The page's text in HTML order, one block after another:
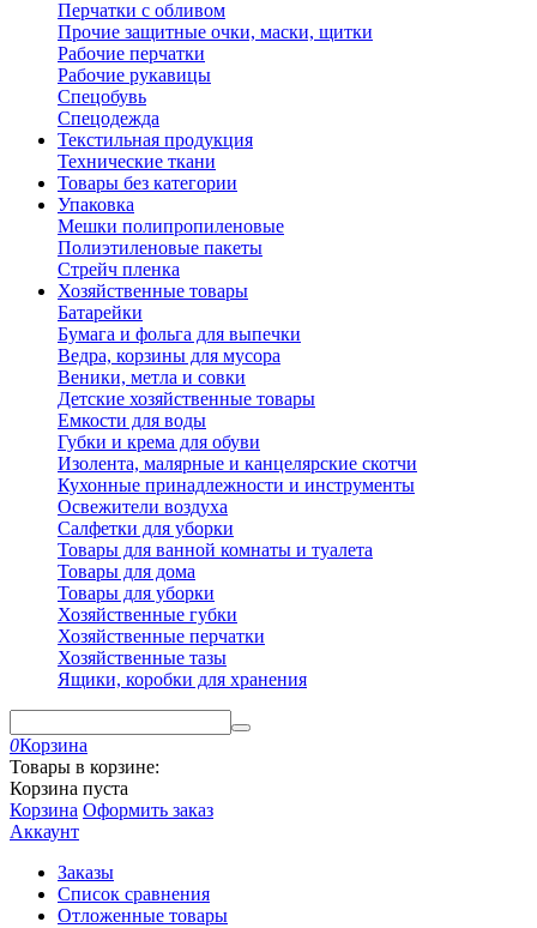
Перчатки с обливом
Прочие защитные очки, маски, щитки
Рабочие перчатки
Рабочие рукавицы
Спецобувь
Спецодежда
Текстильная продукция
Технические ткани
Товары без категории
Упаковка
Мешки полипропиленовые
Полиэтиленовые пакеты
Стрейч пленка
Хозяйственные товары
Батарейки
Бумага и фольга для выпечки
Ведра, корзины для мусора
Веники, метла и совки
Детские хозяйственные товары
Емкости для воды
Губки и крема для обуви
Изолента, малярные и канцелярские скотчи
Кухонные принадлежности и инструменты
Освежители воздуха
Салфетки для уборки
Товары для ванной комнаты и туалета
Товары для дома
Товары для уборки
Хозяйственные губки
Хозяйственные перчатки
Хозяйственные тазы
Ящики, коробки для хранения
0Корзина
Товары в корзине:
Корзина пуста
Корзина Оформить заказ
Аккаунт
Заказы
Список сравнения
Отложенные товары